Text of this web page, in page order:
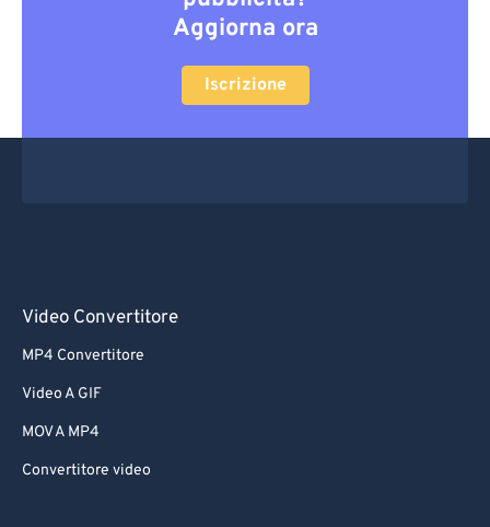
Aggiorna ora
Iscrizione
Video Convertitore
MP4 Convertitore
Video A GIF
MOV A MP4
Convertitore video